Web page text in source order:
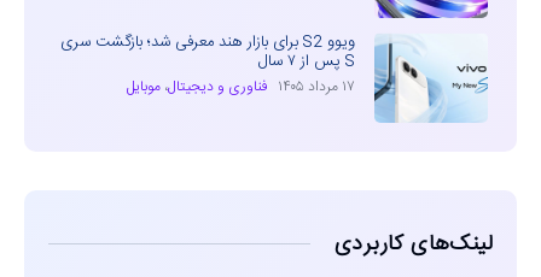
ویوو S2 برای بازار هند معرفی شد؛ بازگشت سری
S پس از ۷ سال
۱۷ مرداد ۱۴۰۵ فناوری و دیجیتال، موبایل
لینک‌های کاربردی